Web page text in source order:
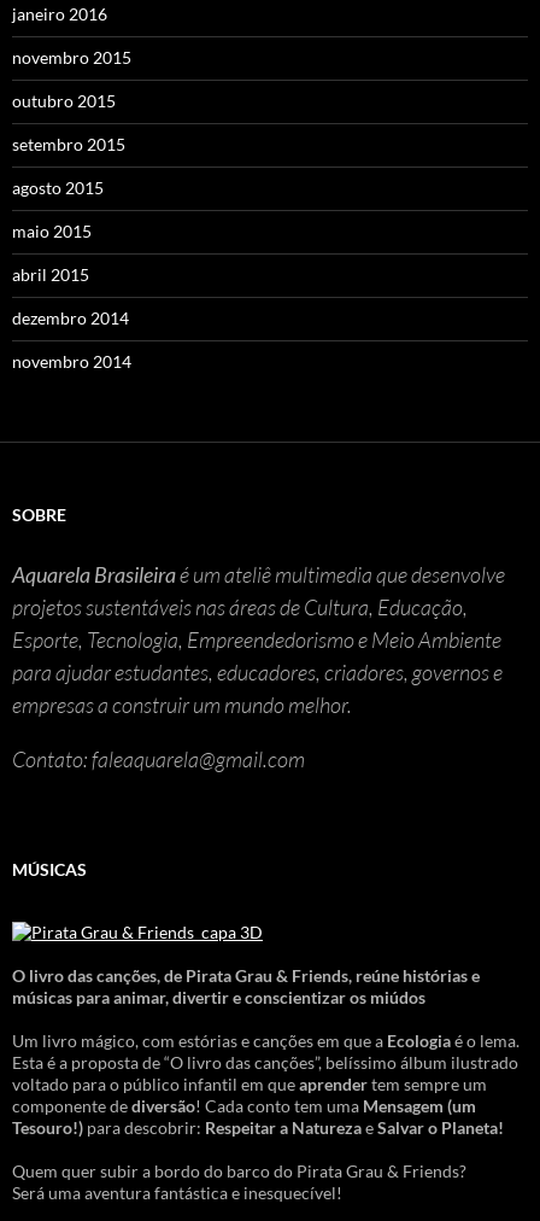
janeiro 2016
novembro 2015
outubro 2015
setembro 2015
agosto 2015
maio 2015
abril 2015
dezembro 2014
novembro 2014
SOBRE
Aquarela Brasileiraé um ateliê multimedia que desenvolve
projetos sustentáveis nas áreas de Cultura, Educação,
Esporte, Tecnologia, Empreendedorismo e Meio Ambiente
para ajudar estudantes, educadores, criadores, governos e
empresas a construir um mundo melhor.
Contato: faleaquarela@gmail.com
MÚSICAS
O livro das canções,de Pirata Grau & Friends, reúne histórias e
músicas para animar, divertir e conscientizar os miúdos
Um livro mágico, com estórias e canções em que a Ecologiaé o lema.
Esta é a proposta de “O livro das canções”, belíssimo álbum ilustrado
voltado para o público infantil em queaprendertem sempre um
componente dediversão! Cada conto tem uma Mensagem (um
Tesouro!) para descobrir: Respeitar a NaturezaeSalvar o Planeta!
Quem quer subir a bordo do barco do Pirata Grau & Friends?
Será uma aventura fantástica e inesquecível!